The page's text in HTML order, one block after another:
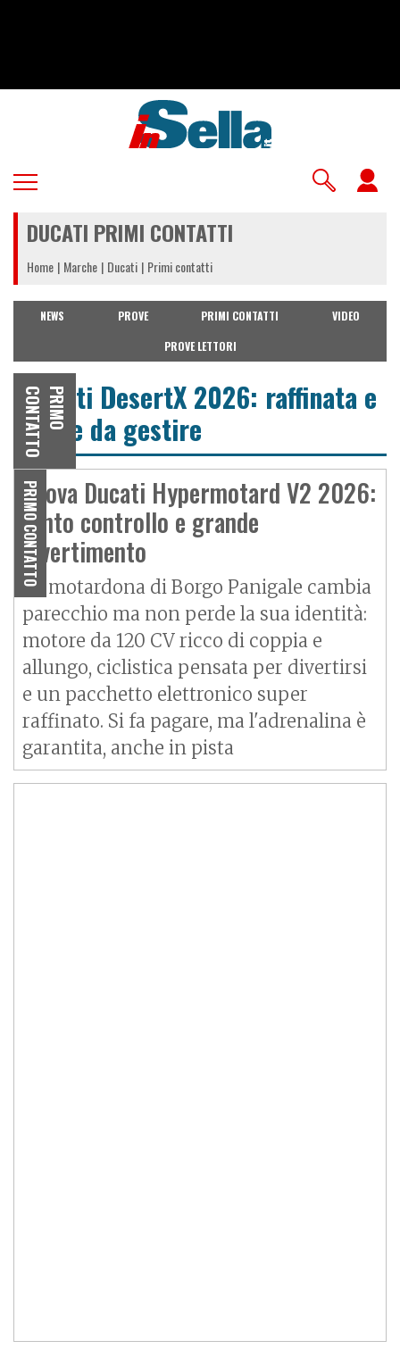
DUCATI PRIMI CONTATTI
Home Marche Ducati Primi contatti
NEWS PROVE PRIMI CONTATTI
VIDEO
PROVE LETTORI
P
R
I
M
O
C
O
N
T
A
T
T
O
Ducati DesertX 2026: raffinata e
facile da gestire
PRIMO CONTATTO
Prova Ducati Hypermotard V2 2026:
tanto controllo e grande
divertimento
La motardona di Borgo Panigale cambia
parecchio ma non perde la sua identità:
motore da 120 CV ricco di coppia e
allungo, ciclistica pensata per divertirsi
e un pacchetto elettronico super
raffinato. Si fa pagare, ma l'adrenalina è
garantita, anche in pista